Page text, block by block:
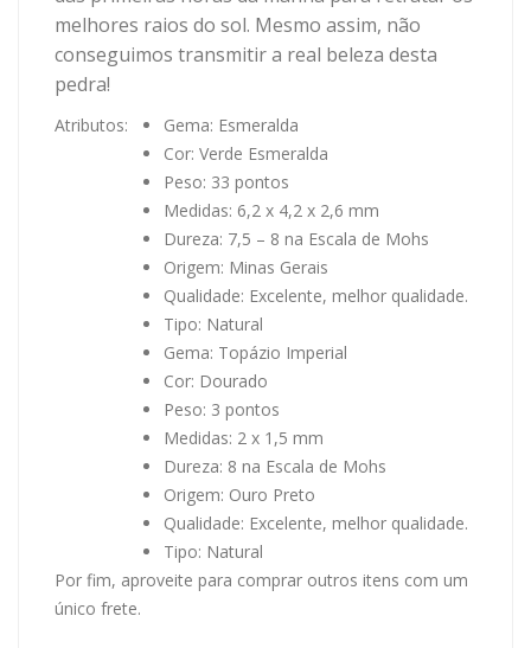
melhores raios do sol. Mesmo assim, não
conseguimos transmitir a real beleza desta
pedra!
Atributos:
Gema: Esmeralda
Cor: Verde Esmeralda
Peso: 33 pontos
Medidas: 6,2 x 4,2 x 2,6 mm
Dureza: 7,5 – 8 na Escala de Mohs
Origem: Minas Gerais
Qualidade: Excelente, melhor qualidade.
Tipo: Natural
Gema: Topázio Imperial
Cor: Dourado
Peso: 3 pontos
Medidas: 2 x 1,5 mm
Dureza: 8 na Escala de Mohs
Origem: Ouro Preto
Qualidade: Excelente, melhor qualidade.
Tipo: Natural
Por fim, aproveite para comprar outros itens com um
único frete.